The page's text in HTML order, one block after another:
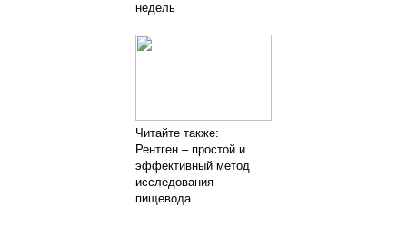
недель
Читайте также:
Рентген – простой и
эффективный метод
исследования
пищевода